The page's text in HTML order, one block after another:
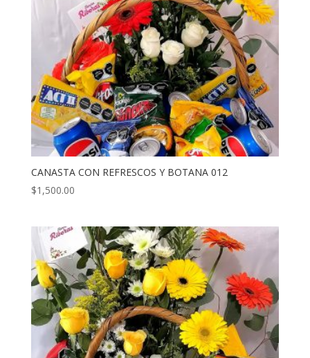
CANASTA CON REFRESCOS Y BOTANA 012
$1,500.00